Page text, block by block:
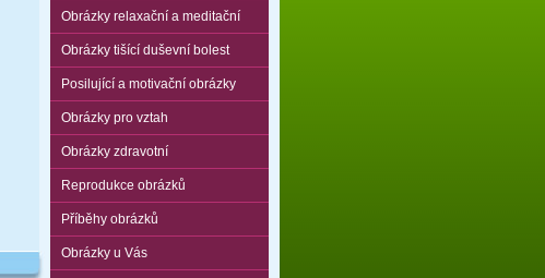
Obrázky relaxační a meditační
Obrázky tišící duševní bolest
Posilující a motivační obrázky
Obrázky pro vztah
Obrázky zdravotní
Reprodukce obrázků
Příběhy obrázků
Obrázky u Vás